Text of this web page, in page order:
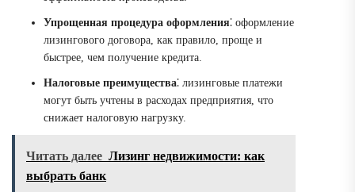
Упрощенная процедура оформления⁚ оформление
лизингового договора, как правило, проще и
быстрее, чем получение кредита.
Налоговые преимущества⁚ лизинговые платежи
могут быть учтены в расходах предприятия, что
снижает налоговую нагрузку.
Читать далее Лизинг недвижимости: как
выбрать банк